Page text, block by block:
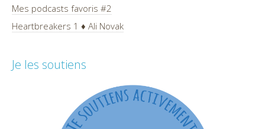
Mes podcasts favoris #2
Heartbreakers 1 ♦ Ali Novak
Je les soutiens